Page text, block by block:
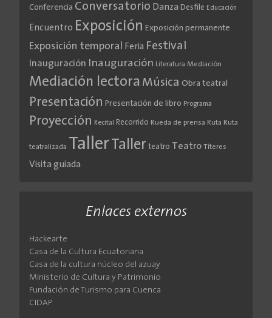
Conferencia Conversatorio Danza Desfile Educación
Encuentro Exposición Exposición permanente
Exposición temporal Feria Festival
Inauguración Inauguración Literatura Mediación
Mediación lectora Música Obra teatral
Presentación Presentación de libro Programa
Proyección Recital Recorrido Rueda de prensa Ruta Ruta
teatralizada TallerTaller teatro Teatro Títeres
Visita guiada
Enlaces externos
Hackearte
Casa de la Cultura Ecuatoriana
Casa de la cultura núcleo del azuay
Ministerio de Cultura y Patrimonio
Fundación de Turismo para Cuenca
CIDAP